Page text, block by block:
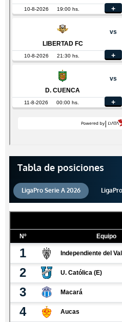
Tabla de posiciones
LigaPro Serie A 2026